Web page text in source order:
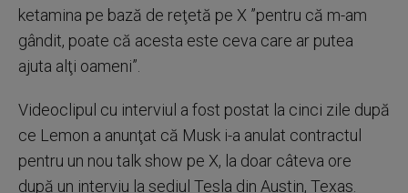
ketamina pe bază de reţetă pe X ”pentru că m-am
gândit, poate că acesta este ceva care ar putea
ajuta alţi oameni”.
Videoclipul cu interviul a fost postat la cinci zile după
ce Lemon a anunţat că Musk i-a anulat contractul
pentru un nou talk show pe X, la doar câteva ore
după un interviu la sediul Tesla din Austin, Texas.